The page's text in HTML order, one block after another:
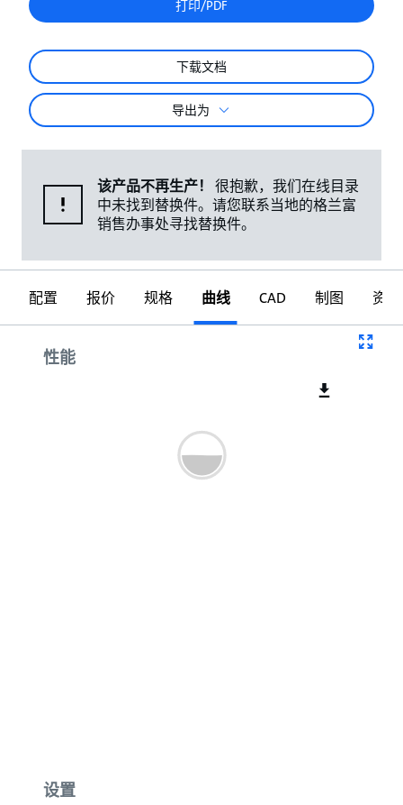
打印/PDF
下载文档
导出为
该产品不再生产！
很抱歉，我们在线目录
中未找到替换件。请您联系当地的格兰富
销售办事处寻找替换件。
配置 报价 规格 曲线 CAD 制图 资料
性能
设置